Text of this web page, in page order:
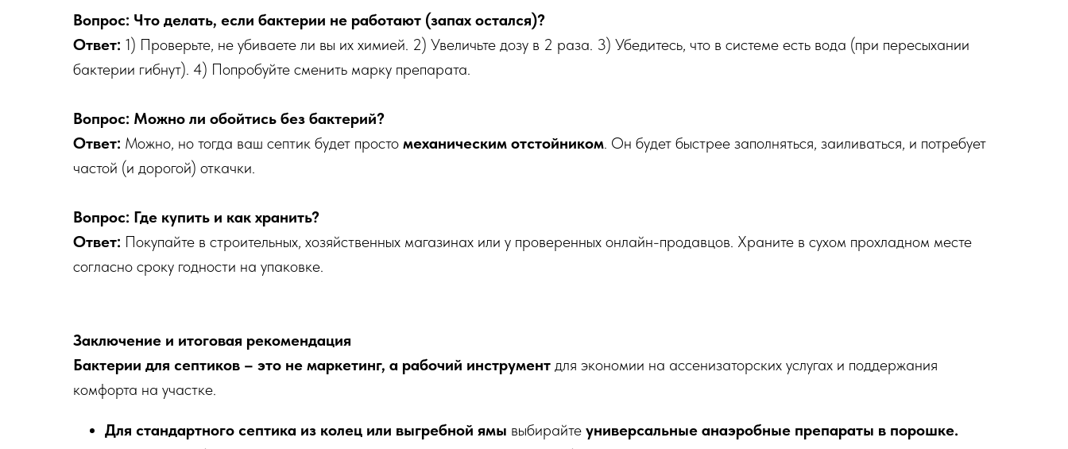
Вопрос: Что делать, если бактерии не работают (запах остался)?
Ответ: 1) Проверьте, не убиваете ли вы их химией. 2) Увеличьте дозу в 2 раза. 3) Убедитесь, что в системе есть вода (при пересыхании
бактерии гибнут). 4) Попробуйте сменить марку препарата.
Вопрос: Можно ли обойтись без бактерий?
Ответ: Можно, но тогда ваш септик будет просто механическим отстойником. Он будет быстрее заполняться, заиливаться, и потребует
частой (и дорогой) откачки.
Вопрос: Где купить и как хранить?
Ответ: Покупайте в строительных, хозяйственных магазинах или у проверенных онлайн-продавцов. Храните в сухом прохладном месте
согласно сроку годности на упаковке.
Заключение и итоговая рекомендация
Бактерии для септиков – это не маркетинг, а рабочий инструмент для экономии на ассенизаторских услугах и поддержания
комфорта на участке.
Для стандартного септика из колец или выгребной ямы выбирайте универсальные анаэробные препараты в порошке.